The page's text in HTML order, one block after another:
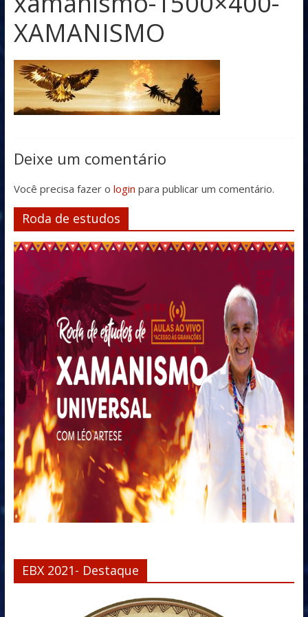
XAMANISMO
Deixe um comentário
Você precisa fazer o login para publicar um comentário.
Roda de estudos
EBX 2021- Destaque